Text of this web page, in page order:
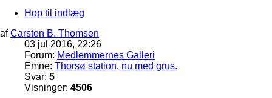
Hop til indlæg
afCarsten B. Thomsen
03 jul 2016, 22:26
Forum: Medlemmernes Galleri
Emne: Thorsø station, nu med grus.
Svar: 5
Visninger: 4506